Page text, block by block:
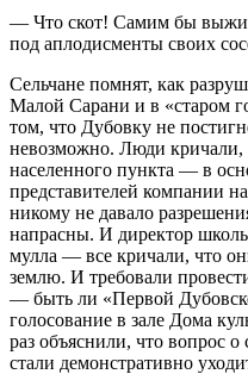
— Что скот! Самим бы
под аплодисменты своих
Сельчане помнят, как
Малой Сарани и в «старом
том, что Дубовку не
невозможно. Люди кричали,
населенного пункта — в
представителей компании
никому не давало
напрасны. И директор
мулла — все кричали, что
землю. И требовали
— быть ли «Первой
голосование в зале Дома
раз объяснили, что вопрос
стали демонстративно